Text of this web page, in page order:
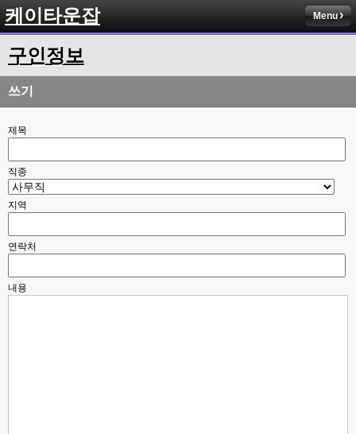
케이타운잡 Menu
구인정보
쓰기
제목
직종
지역
연락처
내용